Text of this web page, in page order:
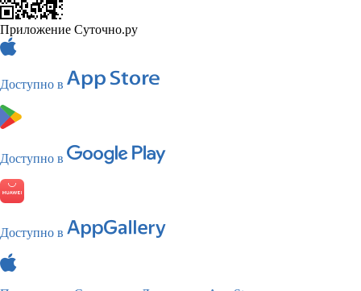
Приложение Суточно.ру
Доступно в
Доступно в
Доступно в